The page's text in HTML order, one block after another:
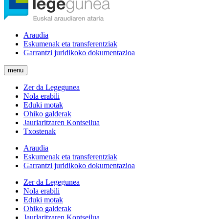
Araudia
Eskumenak eta transferentziak
Garrantzi juridikoko dokumentazioa
menu
Zer da Legegunea
Nola erabili
Eduki motak
Ohiko galderak
Jaurlaritzaren Kontseilua
Txostenak
Araudia
Eskumenak eta transferentziak
Garrantzi juridikoko dokumentazioa
Zer da Legegunea
Nola erabili
Eduki motak
Ohiko galderak
Jaurlaritzaren Kontseilua